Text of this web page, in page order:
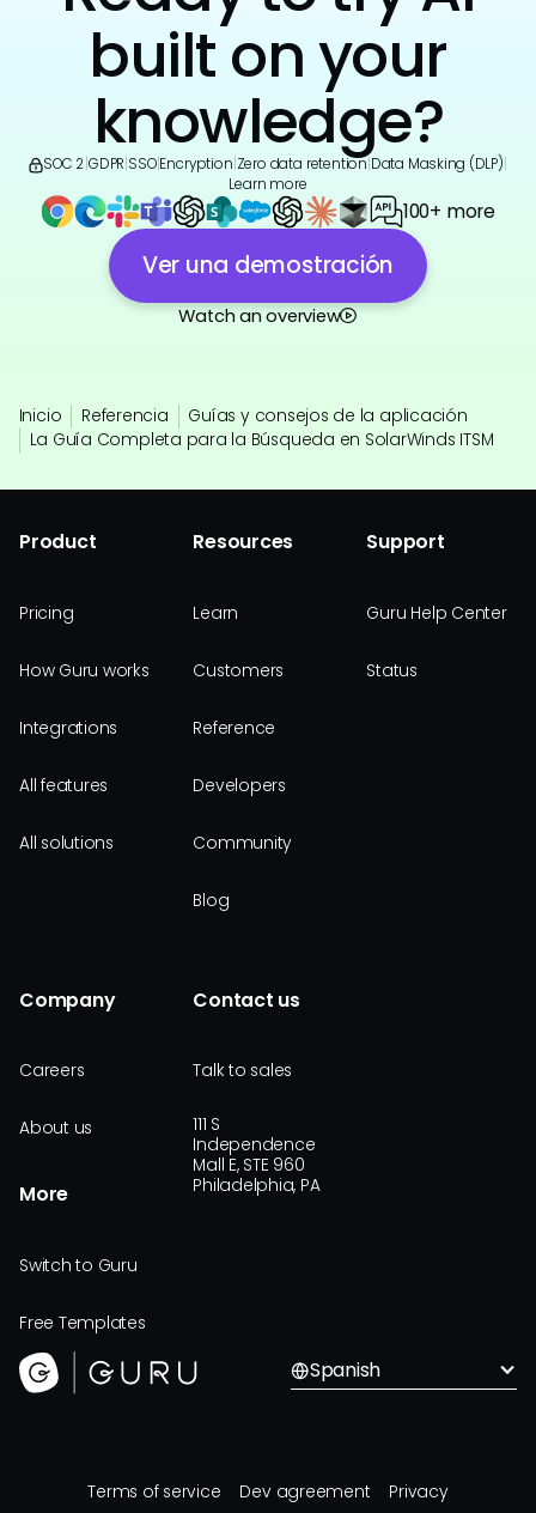
built on your
knowledge?
SOC 2 GDPR SSO|Encryption Zero data retention Data Masking (DLP)
Learn more
100+ more
Ver una demostración
Watch an overview
Inicio Referencia
Guías y consejos de la aplicación
La Guía Completa para la Búsqueda en SolarWinds ITSM
Product
Pricing
How Guru works
Integrations
All features
All solutions
Resources
Learn
Customers
Reference
Developers
Community
Blog
Support
Guru Help Center
Status
Company
Careers
About us
More
Switch to Guru
Free Templates
Contact us
Talk to sales
111 S
Independence
Mall E, STE 960
Philadelphia, PA
Spanish
Terms of service Dev agreement Privacy